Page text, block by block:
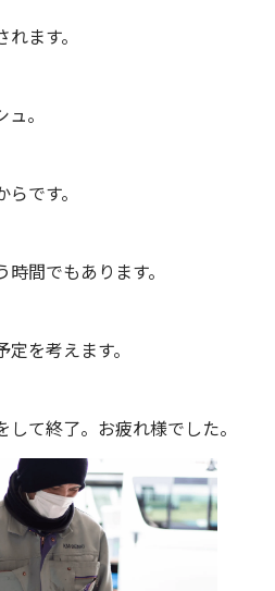
ます。
。
です。
間でもあります。
を考えます。
て終了。お疲れ様でした。